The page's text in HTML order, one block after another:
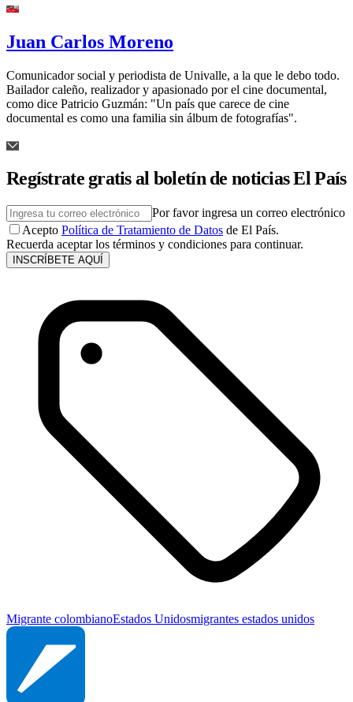
Juan Carlos Moreno
Comunicador social y periodista de Univalle, a la que le debo todo.
Bailador caleño, realizador y apasionado por el cine documental,
como dice Patricio Guzmán: "Un país que carece de cine
documental es como una familia sin álbum de fotografías".
Regístrate gratis al boletín de noticias El País
Por favor ingresa un correo electrónico
Acepto Política de Tratamiento de Datos de El País.
Recuerda aceptar los términos y condiciones para continuar.
INSCRÍBETE AQUÍ
Migrante colombianoEstados Unidosmigrantes estados unidos